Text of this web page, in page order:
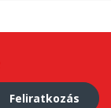
Feliratkozás